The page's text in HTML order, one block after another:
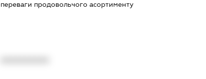
переваги продовольчого асортименту